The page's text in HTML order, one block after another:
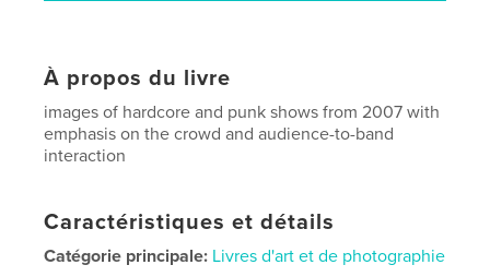
À propos du livre
images of hardcore and punk shows from 2007 with
emphasis on the crowd and audience-to-band
interaction
Caractéristiques et détails
Catégorie principale: Livres d'art et de photographie